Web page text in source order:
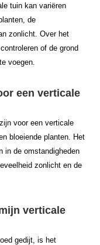
tuin kan variëren
de
zonlicht. Over het
of de grond
voegen.
een verticale
voor een verticale
bloeiende planten. Het
in de omstandigheden
zonlicht en de
verticale
gedijt, is het